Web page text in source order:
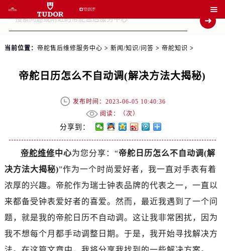

当前位置： 帝舵售后维修服务中心 > 新闻/知识/问答 > 帝舵知识 >
帝舵日历怎么不自动调(解决方法大揭秘)
发布时间：2023-06-05 10:40:36
阅读：（次）
分享到：
帝舵维修中心为您分享：“帝舵日历怎么不自动调(解
决方法大揭秘)”作为一个时尚爱好者，我一直对手表有着
浓厚的兴趣。帝舵作为瑞士钟表品牌的代表之一，一直以
来都备受钟表爱好者的喜爱。然而，最近我遇到了一个问
题，就是我的帝舵日历不自动调。这让我非常困扰，因为
我不想每个月都手动调整日期。于是，我开始寻找解决方